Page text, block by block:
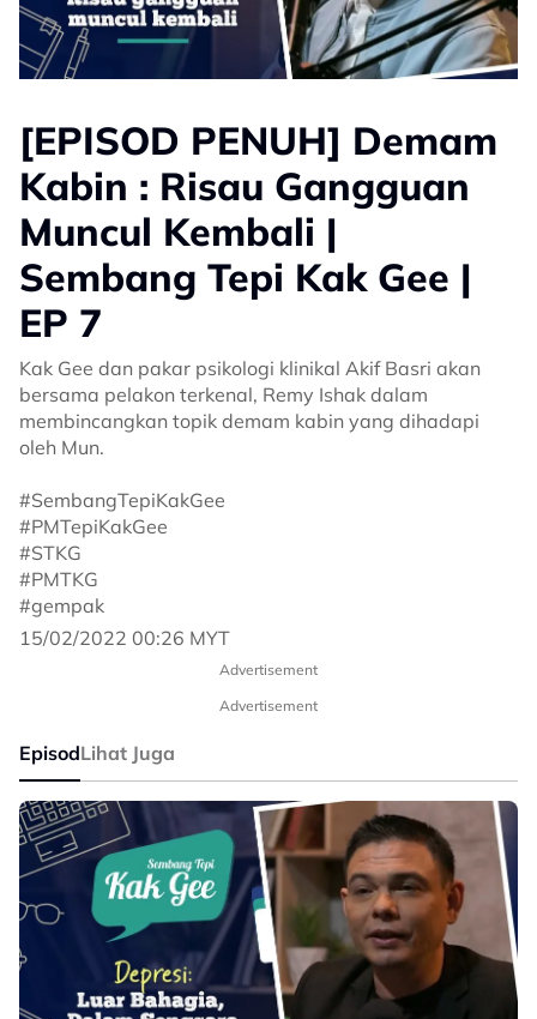
[EPISOD PENUH] Demam
Kabin : Risau Gangguan
Muncul Kembali |
Sembang Tepi Kak Gee |
EP 7
Kak Gee dan pakar psikologi klinikal Akif Basri akan
bersama pelakon terkenal, Remy Ishak dalam
membincangkan topik demam kabin yang dihadapi
oleh Mun.
#SembangTepiKakGee
#PMTepiKakGee
#STKG
#PMTKG
#gempak
15/02/2022 00:26 MYT
Advertisement
Advertisement
EpisodLihat Juga